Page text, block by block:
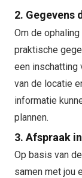
2. Gegevens
Om de
praktische
een inschatting
van de locatie
informatie
plannen.
3. Afspraak
Op basis van
samen met jou